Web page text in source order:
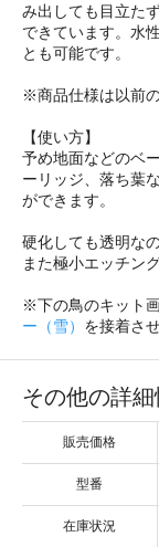
み出しても目立た
できています。水
とも可能です。
※商品仕様は以前
【使い方】
予め地面などのベ
ーリッジ、落ち葉
ができます。
硬化しても透明な
また極小エッチン
※下の鳥のキット
ー（雪） を接着さ
その他の詳細
販売価格
型番
在庫状況